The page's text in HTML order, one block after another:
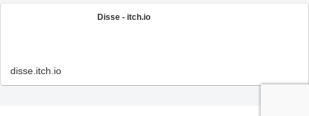
Disse - itch.io
disse.itch.io